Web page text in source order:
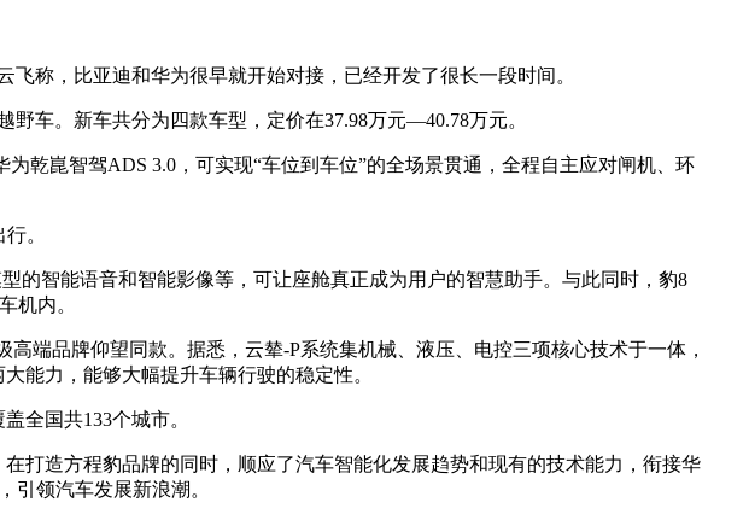
称，比亚迪和华为很早就开始对接，已经开发了很长一段时间。
车。新车共分为四款车型，定价在37.98万元—40.78万元。
乾崑智驾ADS 3.0，可实现“车位到车位”的全场景贯通，全程自主应对闸机、环
。
的智能语音和智能影像等，可让座舱真正成为用户的智慧助手。与此同时，豹8
机内。
端品牌仰望同款。据悉，云辇-P系统集机械、液压、电控三项核心技术于一体，
能力，能够大幅提升车辆行驶的稳定性。
全国共133个城市。
打造方程豹品牌的同时，顺应了汽车智能化发展趋势和现有的技术能力，衔接华
引领汽车发展新浪潮。